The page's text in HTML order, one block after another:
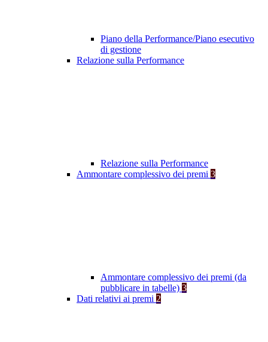
Piano della Performance/Piano esecutivo
di gestione
Relazione sulla Performance
Relazione sulla Performance
Ammontare complessivo dei premi 3
Ammontare complessivo dei premi (da
pubblicare in tabelle) 3
Dati relativi ai premi 2